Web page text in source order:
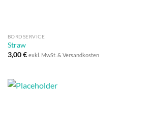
BORDSERVICE
Straw
3,00€ exkl. MwSt. & Versandkosten